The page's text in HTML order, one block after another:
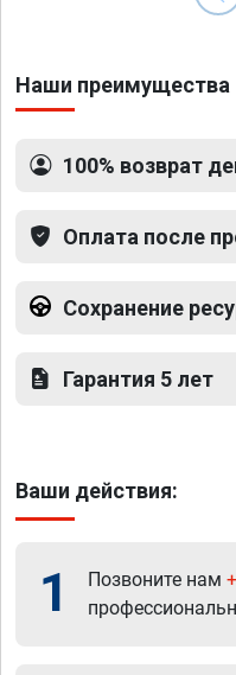
Наши преимущества
100% возврат
Оплата после
Сохранение
Гарантия 5 лет
Ваши действия:
1 Позвоните нам